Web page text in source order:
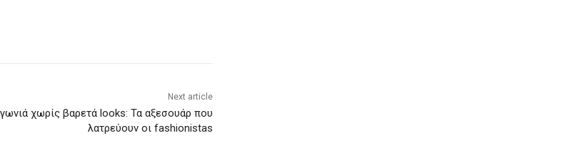
Next article
χωρίς βαρετά looks: Τα αξεσουάρ που
λατρεύουν οι fashionistas